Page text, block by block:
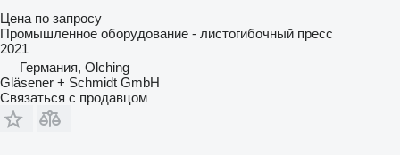
Цена по запросу
Промышленное оборудование - листогибочный пресс
2021
Германия, Olching
Gläsener + Schmidt GmbH
Связаться с продавцом